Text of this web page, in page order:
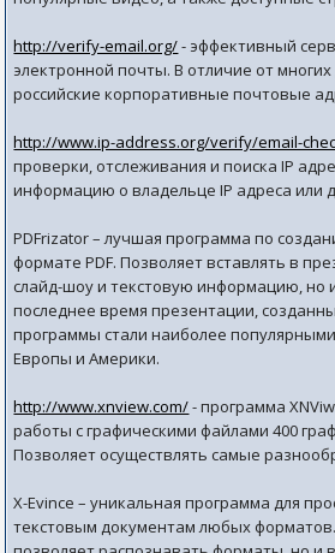
http://verify-email.org/- эффективный
электронной почты. В отличие от
российские корпоративные почтовые
http://www.ip-address.org/verify/email-
проверки, отслеживания и поиска IP
информацию о владельце IP адреса или
PDFrizator – лучшая программа по
формате PDF. Позволяет вставлять в
слайд-шоу и текстовую информацию, но
последнее время презентации,
программы стали наиболее
Европы и Америки.
http://www.xnview.com/- программа
работы с графическими файлами 400
Позволяет осуществлять самые
Х-Evince – уникальная программа для
текстовым документам любых